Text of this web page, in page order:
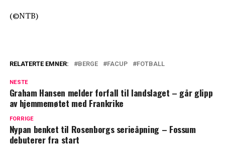
(©NTB)
RELATERTE EMNER: BERGE FACUP FOTBALL
NESTE
Graham Hansen melder forfall til landslaget – går glipp
av hjemmemøtet med Frankrike
FORRIGE
Nypan benket til Rosenborgs serieåpning – Fossum
debuterer fra start